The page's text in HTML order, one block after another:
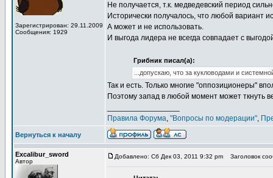
Зарегистрирован: 29.11.2009
Сообщения: 1929
Не получается, т.к. медведевский период
Исторически получалось, что любой вариант
А может и не использовать.
И выгода лидера не всегда совпадает с
Грибник писал(а):
...допускаю, что за кукловодами и
Так и есть. Только многие "оппозиционеры"
Поэтому запад в любой момент может ткнуть
Правила Форума, "Вопросы по модерации",
Вернуться к началу
Excalibur_sword
Автор
Добавлено: Сб Дек 03, 2011 9:32 pm Заголовок